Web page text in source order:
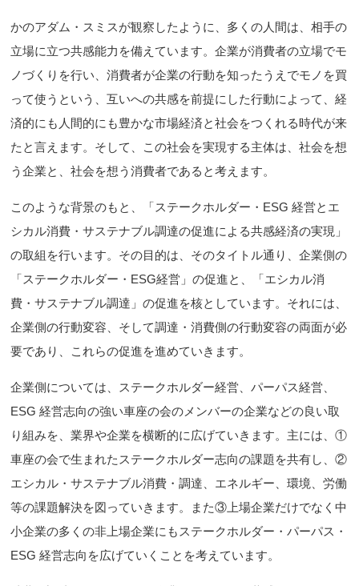
かのアダム・スミスが観察したように、多くの人間は、相手の
立場に立つ共感能力を備えています。企業が消費者の立場でモ
ノづくりを行い、消費者が企業の行動を知ったうえでモノを買
って使うという、互いへの共感を前提にした行動によって、経
済的にも人間的にも豊かな市場経済と社会をつくれる時代が来
たと言えます。そして、この社会を実現する主体は、社会を想
う企業と、社会を想う消費者であると考えます。
このような背景のもと、「ステークホルダー・ESG 経営とエ
シカル消費・サステナブル調達の促進による共感経済の実現」
の取組を行います。その目的は、そのタイトル通り、企業側の
「ステークホルダー・ESG経営」の促進と、「エシカル消
費・サステナブル調達」の促進を核としています。それには、
企業側の行動変容、そして調達・消費側の行動変容の両面が必
要であり、これらの促進を進めていきます。
企業側については、ステークホルダー経営、パーパス経営、
ESG 経営志向の強い車座の会のメンバーの企業などの良い取
り組みを、業界や企業を横断的に広げていきます。主には、①
車座の会で生まれたステークホルダー志向の課題を共有し、②
エシカル・サステナブル消費・調達、エネルギー、環境、労働
等の課題解決を図っていきます。また③上場企業だけでなく中
小企業の多くの非上場企業にもステークホルダー・パーパス・
ESG 経営志向を広げていくことを考えています。